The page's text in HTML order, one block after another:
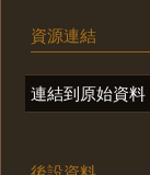
資源連結
連結到原始資料